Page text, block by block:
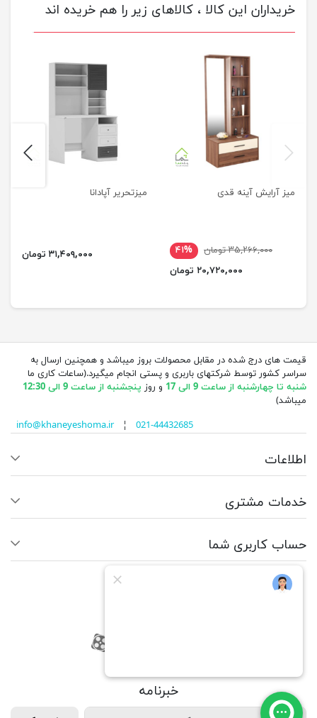
خریداران این کالا ، کالاهای زیر را هم خریده اند
میز آرایش آینه قدی
۳۵,۲۶۶,۰۰۰ تومان
۴۱%
۲۰,۷۲۰,۰۰۰ تومان
میزتحریر آپادانا
۳۱,۴۰۹,۰۰۰ تومان
previus
قیمت های درج شده در مقابل محصولات بروز میباشد و همچنین ارسال به
سراسر کشور توسط شرکتهای باربری و پستی انجام میگیرد.(ساعات کاری ما
شنبه تا چهارشنبه از ساعت 9 الی 17
و روز پنجشنبه از ساعت 9 الی 12:30
میباشد)
info@khaneyeshoma.ir¦ 021-44432685
اطلاعات
خدمات مشتری
حساب کاربری شما
کانال آپارات
کانال آپارات
خبرنامه